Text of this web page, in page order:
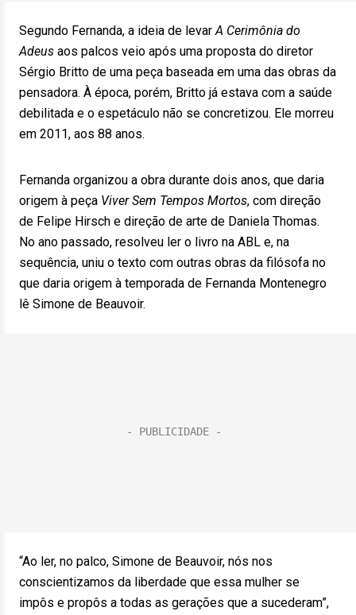
Segundo Fernanda, a ideia de levarA Cerimônia do
Adeus aos palcos veio após uma proposta do diretor
Sérgio Britto de uma peça baseada em uma das obras da
pensadora. À época, porém, Britto já estava com a saúde
debilitada e o espetáculo não se concretizou. Ele morreu
em 2011, aos 88 anos.
Fernanda organizou a obra durante dois anos, que daria
origem à peça Viver Sem Tempos Mortos, com direção
de Felipe Hirsch e direção de arte de Daniela Thomas.
No ano passado, resolveu ler o livro na ABL e, na
sequência, uniu o texto com outras obras da filósofa no
que daria origem à temporada de Fernanda Montenegro
lê Simone de Beauvoir.
“Ao ler, no palco, Simone de Beauvoir, nós nos
conscientizamos da liberdade que essa mulher se
impôs e propôs a todas as gerações que a sucederam”,